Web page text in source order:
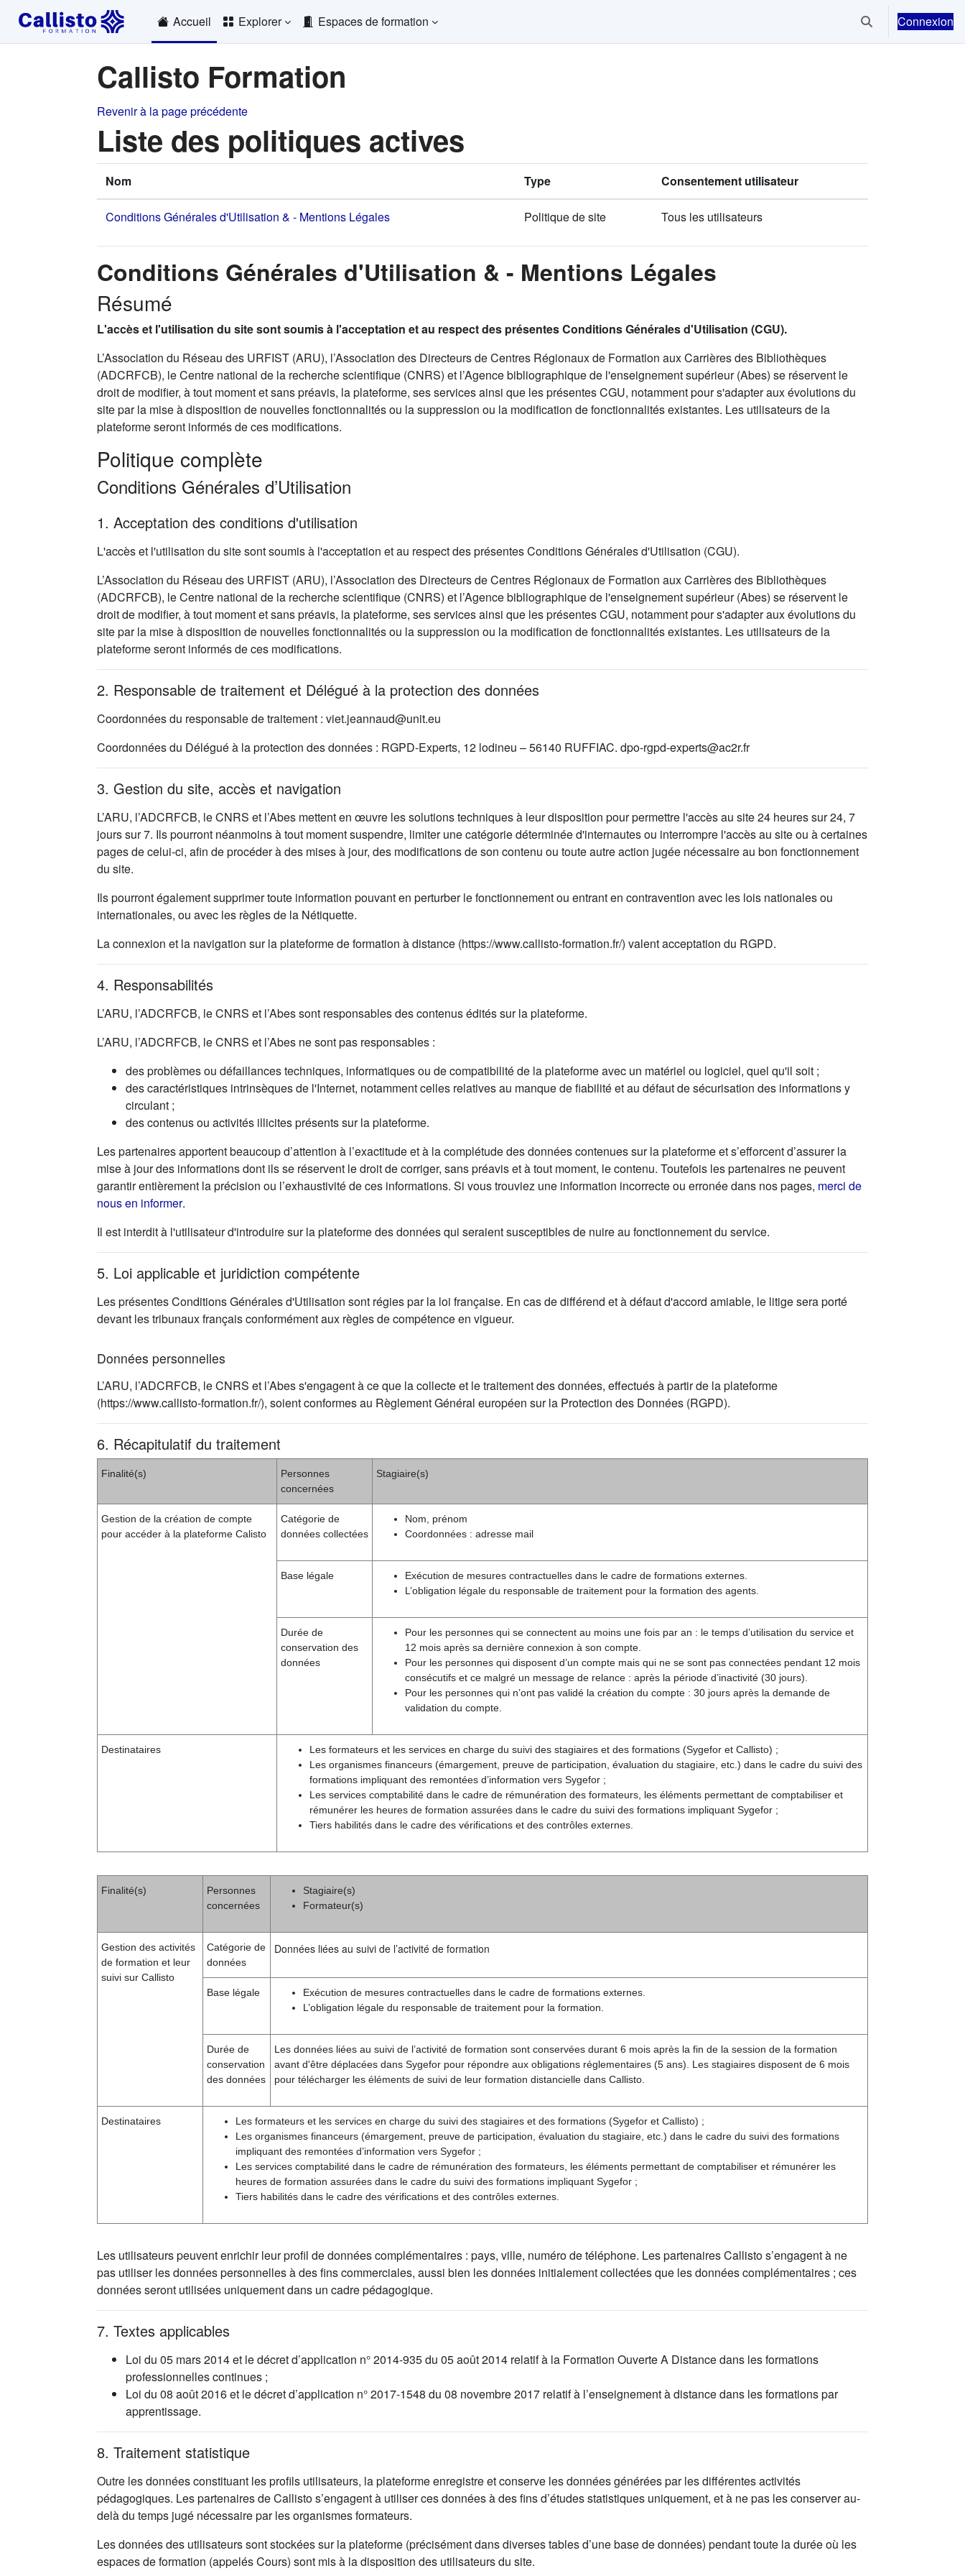
Passer au contenu principal
Accueil
Explorer Espaces de formation Activer/désactiver
Connexion
Callisto Formation
Revenir à la page précédente
Liste des politiques actives
Nom Type Consentement utilisateur
Conditions Générales d'Utilisation & - Mentions Légales Politique de site Tous les utilisateurs
Conditions Générales d'Utilisation & - Mentions Légales
Résumé
L'accès et l'utilisation du site sont soumis à l'acceptation et au respect des présentes Conditions Générales d'Utilisation (CGU).
L’Association du Réseau des URFIST (ARU), l’Association des Directeurs de Centres Régionaux de Formation aux Carrières des Bibliothèques
(ADCRFCB), le Centre national de la recherche scientifique (CNRS) et l’Agence bibliographique de l'enseignement supérieur (Abes) se réservent le
droit de modifier, à tout moment et sans préavis, la plateforme, ses services ainsi que les présentes CGU, notamment pour s'adapter aux évolutions du
site par la mise à disposition de nouvelles fonctionnalités ou la suppression ou la modification de fonctionnalités existantes. Les utilisateurs de la
plateforme seront informés de ces modifications.
Politique complète
Conditions Générales d’Utilisation
1. Acceptation des conditions d'utilisation
L'accès et l'utilisation du site sont soumis à l'acceptation et au respect des présentes Conditions Générales d'Utilisation (CGU).
L’Association du Réseau des URFIST (ARU), l’Association des Directeurs de Centres Régionaux de Formation aux Carrières des Bibliothèques
(ADCRFCB), le Centre national de la recherche scientifique (CNRS) et l’Agence bibliographique de l'enseignement supérieur (Abes) se réservent le
droit de modifier, à tout moment et sans préavis, la plateforme, ses services ainsi que les présentes CGU, notamment pour s'adapter aux évolutions du
site par la mise à disposition de nouvelles fonctionnalités ou la suppression ou la modification de fonctionnalités existantes. Les utilisateurs de la
plateforme seront informés de ces modifications.
2. Responsable de traitement et Délégué à la protection des données
Coordonnées du responsable de traitement : viet.jeannaud@unit.eu
Coordonnées du Délégué à la protection des données : RGPD-Experts, 12 lodineu – 56140 RUFFIAC. dpo-rgpd-experts@ac2r.fr
3. Gestion du site, accès et navigation
L’ARU, l’ADCRFCB, le CNRS et l’Abes mettent en œuvre les solutions techniques à leur disposition pour permettre l'accès au site 24 heures sur 24, 7
jours sur 7. Ils pourront néanmoins à tout moment suspendre, limiter une catégorie déterminée d'internautes ou interrompre l'accès au site ou à certaines
pages de celui-ci, afin de procéder à des mises à jour, des modifications de son contenu ou toute autre action jugée nécessaire au bon fonctionnement
du site.
Ils pourront également supprimer toute information pouvant en perturber le fonctionnement ou entrant en contravention avec les lois nationales ou
internationales, ou avec les règles de la Nétiquette.
La connexion et la navigation sur la plateforme de formation à distance (https://www.callisto-formation.fr/) valent acceptation du RGPD.
4. Responsabilités
L’ARU, l’ADCRFCB, le CNRS et l’Abes sont responsables des contenus édités sur la plateforme.
L’ARU, l’ADCRFCB, le CNRS et l’Abes ne sont pas responsables :
des problèmes ou défaillances techniques, informatiques ou de compatibilité de la plateforme avec un matériel ou logiciel, quel qu'il soit ;
des caractéristiques intrinsèques de l'Internet, notamment celles relatives au manque de fiabilité et au défaut de sécurisation des informations y
circulant ;
des contenus ou activités illicites présents sur la plateforme.
Les partenaires apportent beaucoup d’attention à l’exactitude et à la complétude des données contenues sur la plateforme et s’efforcent d’assurer la
mise à jour des informations dont ils se réservent le droit de corriger, sans préavis et à tout moment, le contenu. Toutefois les partenaires ne peuvent
garantir entièrement la précision ou l’exhaustivité de ces informations. Si vous trouviez une information incorrecte ou erronée dans nos pages, merci de
nous en informer(s'ouvre dans un nouvel onglet)
.
Il est interdit à l'utilisateur d'introduire sur la plateforme des données qui seraient susceptibles de nuire au fonctionnement du service.
5. Loi applicable et juridiction compétente
Les présentes Conditions Générales d'Utilisation sont régies par la loi française. En cas de différend et à défaut d'accord amiable, le litige sera porté
devant les tribunaux français conformément aux règles de compétence en vigueur.
Données personnelles
L’ARU, l’ADCRFCB, le CNRS et l’Abes s'engagent à ce que la collecte et le traitement des données, effectués à partir de la plateforme
(https://www.callisto-formation.fr/), soient conformes au Règlement Général européen sur la Protection des Données (RGPD).
6. Récapitulatif du traitement
Finalité(s)
Personnes
concernées
Stagiaire(s)
Gestion de la création de compte
pour accéder à la plateforme Calisto
Catégorie de
données collectées
Nom, prénom
Coordonnées : adresse mail
Base légale
Exécution de mesures contractuelles dans le cadre de formations externes.
L’obligation légale du responsable de traitement pour la formation des agents.
Durée de
conservation des
données
Pour les personnes qui se connectent au moins une fois par an : le temps d’utilisation du service et
12 mois après sa dernière connexion à son compte.
Pour les personnes qui disposent d’un compte mais qui ne se sont pas connectées pendant 12 mois
consécutifs et ce malgré un message de relance : après la période d’inactivité (30 jours).
Pour les personnes qui n’ont pas validé la création du compte : 30 jours après la demande de
validation du compte.
Destinataires
Les formateurs et les services en charge du suivi des stagiaires et des formations (Sygefor et Callisto) ;
Les organismes financeurs (émargement, preuve de participation, évaluation du stagiaire, etc.) dans le cadre du suivi des
formations impliquant des remontées d’information vers Sygefor ;
Les services comptabilité dans le cadre de rémunération des formateurs, les éléments permettant de comptabiliser et
rémunérer les heures de formation assurées dans le cadre du suivi des formations impliquant Sygefor ;
Tiers habilités dans le cadre des vérifications et des contrôles externes.
Finalité(s)
Personnes
concernées
Stagiaire(s)
Formateur(s)
Gestion des activités
de formation et leur
suivi sur Callisto
Catégorie de
données
Données liées au suivi de l’activité de formation
Base légale
Exécution de mesures contractuelles dans le cadre de formations externes.
L’obligation légale du responsable de traitement pour la formation.
Durée de
conservation
des données
Les données liées au suivi de l’activité de formation sont conservées durant 6 mois après la fin de la session de la formation
avant d'être déplacées dans Sygefor pour répondre aux obligations réglementaires (5 ans). Les stagiaires disposent de 6 mois
pour télécharger les éléments de suivi de leur formation distancielle dans Callisto.
Destinataires
Les formateurs et les services en charge du suivi des stagiaires et des formations (Sygefor et Callisto) ;
Les organismes financeurs (émargement, preuve de participation, évaluation du stagiaire, etc.) dans le cadre du suivi des formations
impliquant des remontées d’information vers Sygefor ;
Les services comptabilité dans le cadre de rémunération des formateurs, les éléments permettant de comptabiliser et rémunérer les
heures de formation assurées dans le cadre du suivi des formations impliquant Sygefor ;
Tiers habilités dans le cadre des vérifications et des contrôles externes.
Les utilisateurs peuvent enrichir leur profil de données complémentaires : pays, ville, numéro de téléphone. Les partenaires Callisto s’engagent à ne
pas utiliser les données personnelles à des fins commerciales, aussi bien les données initialement collectées que les données complémentaires ; ces
données seront utilisées uniquement dans un cadre pédagogique.
7. Textes applicables
Loi du 05 mars 2014 et le décret d’application n° 2014-935 du 05 août 2014 relatif à la Formation Ouverte A Distance dans les formations
professionnelles continues ;
Loi du 08 août 2016 et le décret d’application n° 2017-1548 du 08 novembre 2017 relatif à l’enseignement à distance dans les formations par
apprentissage.
8. Traitement statistique
Outre les données constituant les profils utilisateurs, la plateforme enregistre et conserve les données générées par les différentes activités
pédagogiques. Les partenaires de Callisto s’engagent à utiliser ces données à des fins d’études statistiques uniquement, et à ne pas les conserver au-
delà du temps jugé nécessaire par les organismes formateurs.
Les données des utilisateurs sont stockées sur la plateforme (précisément dans diverses tables d’une base de données) pendant toute la durée où les
espaces de formation (appelés Cours) sont mis à la disposition des utilisateurs du site.